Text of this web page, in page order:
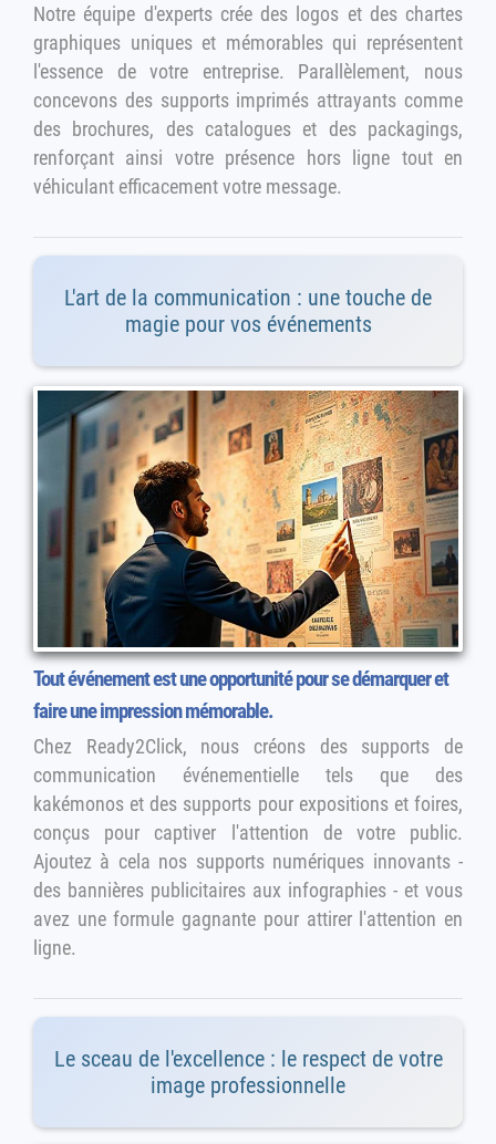
Notre équipe d'experts crée des logos et des chartes
graphiques uniques et mémorables qui représentent
l'essence de votre entreprise. Parallèlement, nous
concevons des supports imprimés attrayants comme
des brochures, des catalogues et des packagings,
renforçant ainsi votre présence hors ligne tout en
véhiculant efficacement votre message.
L'art de la communication : une touche de
magie pour vos événements
Tout événement est une opportunité pour se démarquer et
faire une impression mémorable.
Chez Ready2Click, nous créons des supports de
communication événementielle tels que des
kakémonos et des supports pour expositions et foires,
conçus pour captiver l'attention de votre public.
Ajoutez à cela nos supports numériques innovants -
des bannières publicitaires aux infographies - et vous
avez une formule gagnante pour attirer l'attention en
ligne.
Le sceau de l'excellence : le respect de votre
image professionnelle